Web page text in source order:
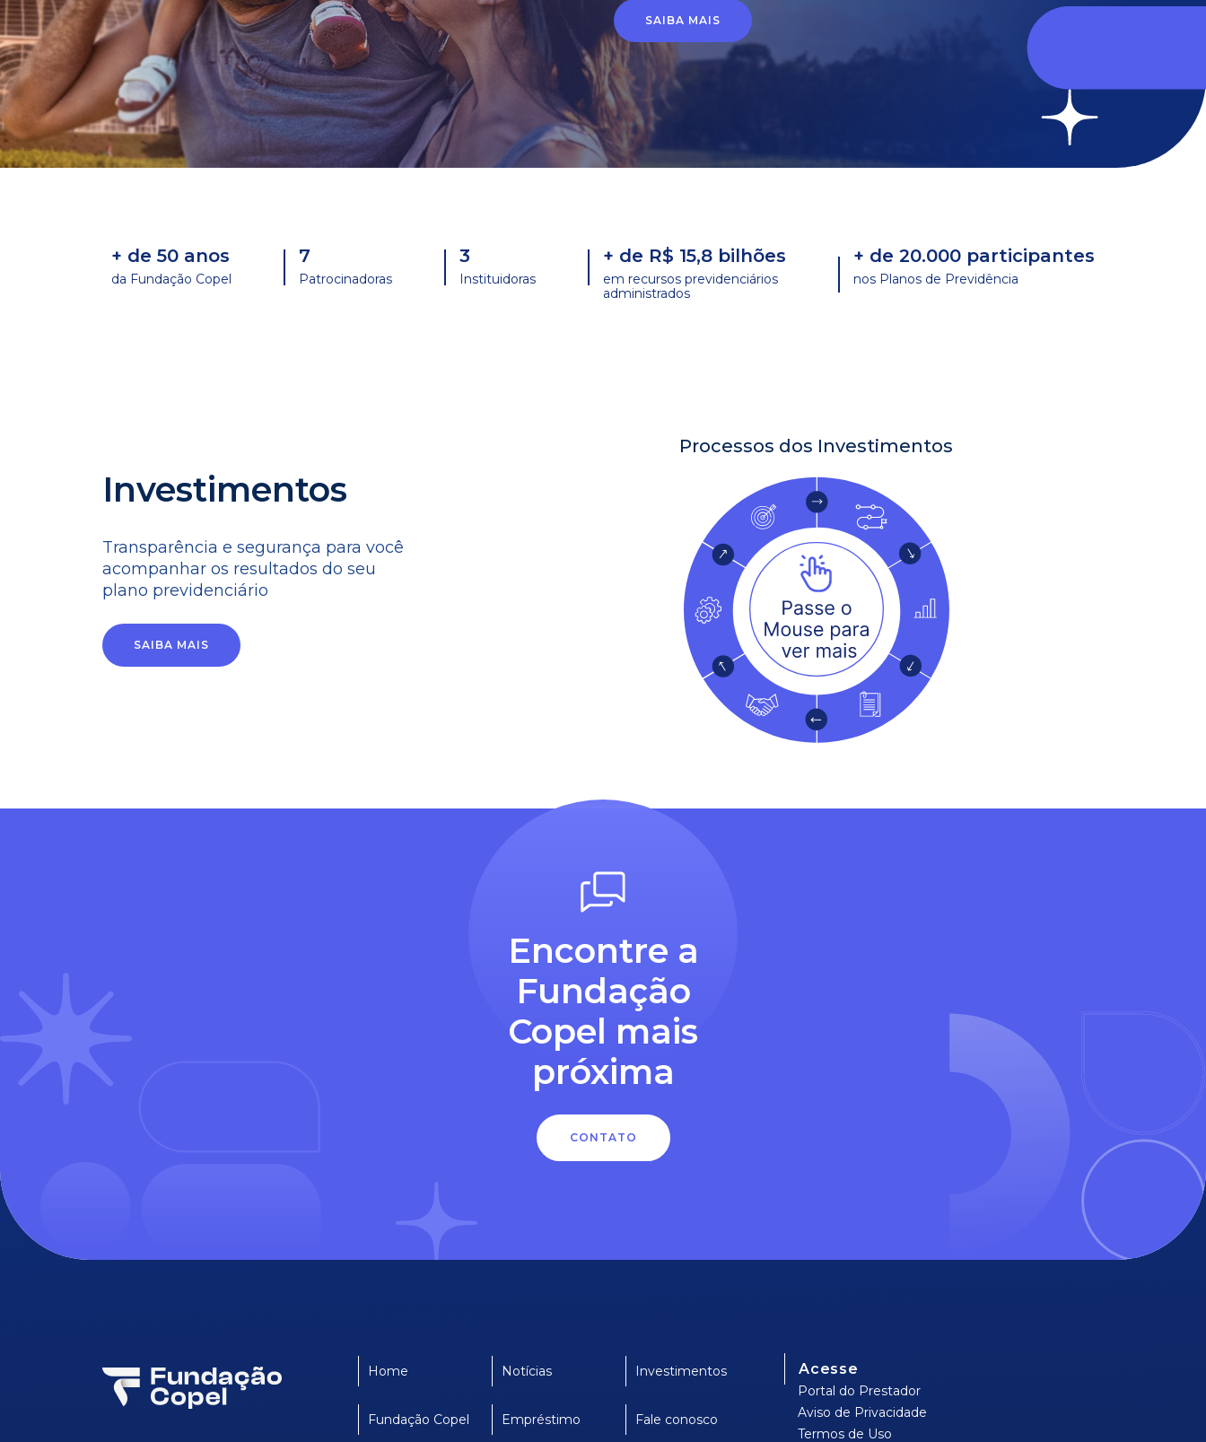
SAIBA MAIS
+ de 50 anos
da Fundação Copel
7
Patrocinadoras
3
Instituidoras
+ de R$ 15,8 bilhões
em recursos previdenciários
administrados
+ de 20.000 participantes
nos Planos de Previdência
Investimentos
Transparência e segurança para você
acompanhar os resultados do seu
plano previdenciário
SAIBA MAIS
Processos dos Investimentos
Encontre a
Fundação
Copel mais
próxima
CONTATO
Home Notícias Investimentos
Fundação Copel Empréstimo Fale conosco
Acesse
Portal do Prestador
Aviso de Privacidade
Termos de Uso